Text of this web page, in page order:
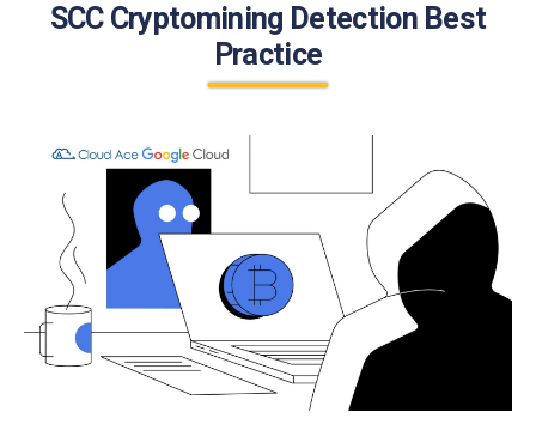
SCC Cryptomining Detection Best
Practice